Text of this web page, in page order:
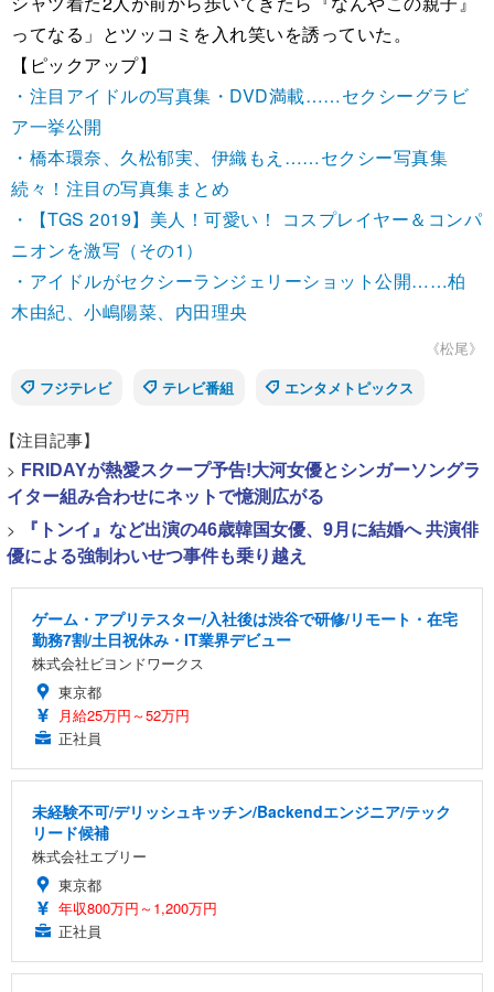
ってなる」とツッコミを入れ笑いを誘っていた。
【ピックアップ】
・注目アイドルの写真集・DVD満載……セクシーグラビ
ア一挙公開
・橋本環奈、久松郁実、伊織もえ……セクシー写真集
続々！注目の写真集まとめ
・【TGS 2019】美人！可愛い！ コスプレイヤー＆コンパ
ニオンを激写（その1）
・アイドルがセクシーランジェリーショット公開……柏
木由紀、小嶋陽菜、内田理央
《松尾》
フジテレビ
テレビ番組 エンタメトピックス
【注目記事】
> FRIDAYが熱愛スクープ予告!大河女優とシンガーソングラ
イター組み合わせにネットで憶測広がる
>
『トンイ』など出演の46歳韓国女優、9月に結婚へ 共演俳
優による強制わいせつ事件も乗り越え
ゲーム・アプリテスター/入社後は渋谷で研修/リモート・在宅
勤務7割/土日祝休み・IT業界デビュー
株式会社ビヨンドワークス
東京都
月給25万円～52万円
正社員
未経験不可/デリッシュキッチン/Backendエンジニア/テック
リード候補
株式会社エブリー
東京都
年収800万円～1,200万円
正社員